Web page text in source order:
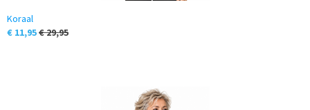
Koraal
€ 11,95€ 29,95